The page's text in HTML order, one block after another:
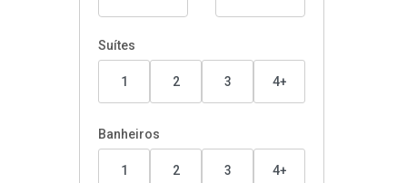
Suítes
1 2 3 4+
Banheiros
1 2 3 4+